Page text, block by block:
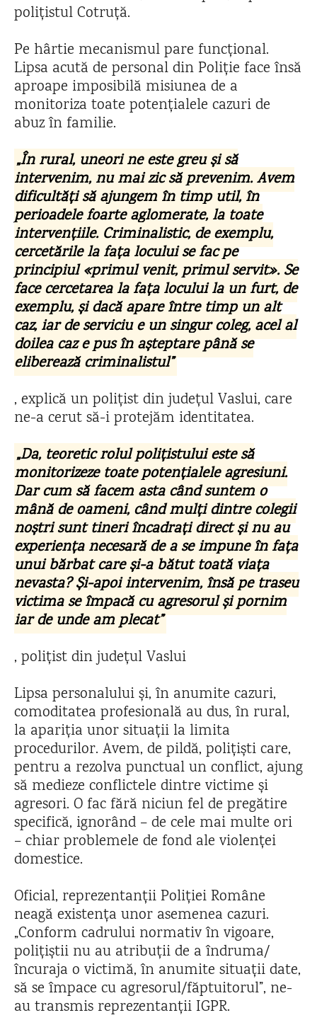
polițistul Cotruță.
Pe hârtie mecanismul pare funcțional.
Lipsa acută de personal din Poliție face însă
aproape imposibilă misiunea de a
monitoriza toate potențialele cazuri de
abuz în familie.
„În rural, uneori ne este greu și să
intervenim, nu mai zic să prevenim. Avem
dificultăți să ajungem în timp util, în
perioadele foarte aglomerate, la toate
intervențiile. Criminalistic, de exemplu,
cercetările la fața locului se fac pe
principiul «primul venit, primul servit». Se
face cercetarea la fața locului la un furt, de
exemplu, și dacă apare între timp un alt
caz, iar de serviciu e un singur coleg, acel al
doilea caz e pus în așteptare până se
eliberează criminalistul”
, explică un polițist din județul Vaslui, care
ne-a cerut să-i protejăm identitatea.
„Da, teoretic rolul polițistului este să
monitorizeze toate potențialele agresiuni.
Dar cum să facem asta când suntem o
mână de oameni, când mulți dintre colegii
noștri sunt tineri încadrați direct și nu au
experiența necesară de a se impune în fața
unui bărbat care și-a bătut toată viața
nevasta? Și-apoi intervenim, însă pe traseu
victima se împacă cu agresorul și pornim
iar de unde am plecat”
, polițist din județul Vaslui
Lipsa personalului și, în anumite cazuri,
comoditatea profesională au dus, în rural,
la apariția unor situații la limita
procedurilor. Avem, de pildă, polițiști care,
pentru a rezolva punctual un conflict, ajung
să medieze conflictele dintre victime și
agresori. O fac fără niciun fel de pregătire
specifică, ignorând – de cele mai multe ori
– chiar problemele de fond ale violenței
domestice.
Oficial, reprezentanții Poliției Române
neagă existența unor asemenea cazuri.
„Conform cadrului normativ în vigoare,
polițiștii nu au atribuții de a îndruma/
încuraja o victimă, în anumite situații date,
să se împace cu agresorul/făptuitorul”, ne-
au transmis reprezentanții IGPR.